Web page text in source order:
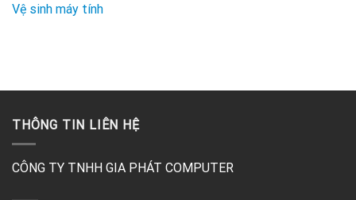
Vệ sinh máy tính
THÔNG TIN LIÊN HỆ
CÔNG TY TNHH GIA PHÁT COMPUTER